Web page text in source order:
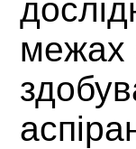
межах